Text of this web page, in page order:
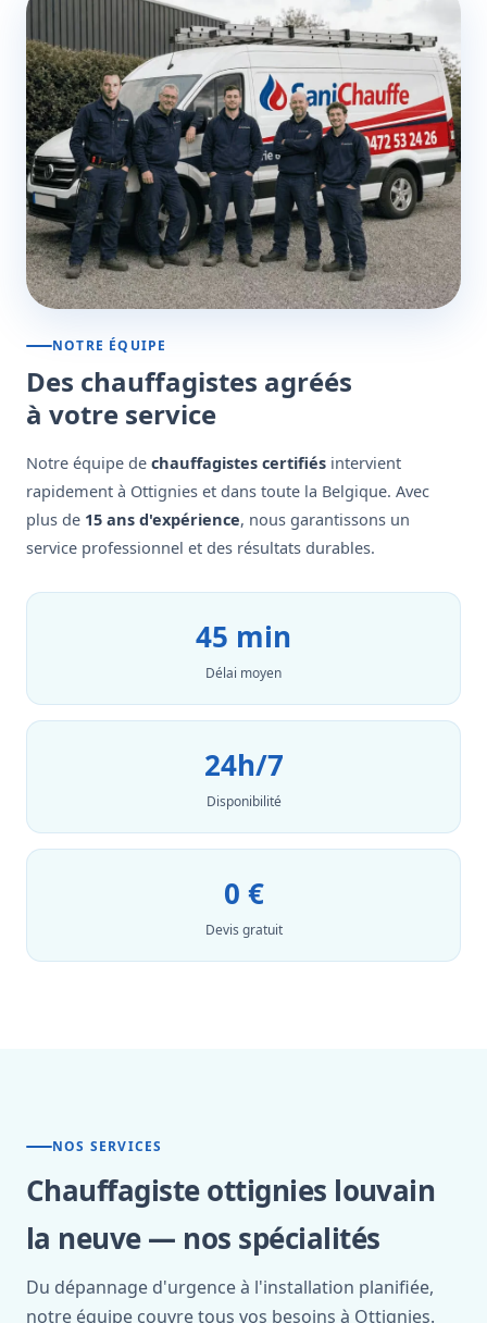
NOTRE ÉQUIPE
Des chauffagistes agréés
à votre service
Notre équipe de chauffagistes certifiés intervient
rapidement à Ottignies et dans toute la Belgique. Avec
plus de 15 ans d'expérience, nous garantissons un
service professionnel et des résultats durables.
45 min
Délai moyen
24h/7
Disponibilité
0 €
Devis gratuit
NOS SERVICES
Chauffagiste ottignies louvain
la neuve — nos spécialités
Du dépannage d'urgence à l'installation planifiée,
notre équipe couvre tous vos besoins à Ottignies.